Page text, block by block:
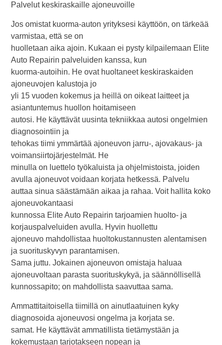
Palvelut keskiraskaille ajoneuvoille
Jos omistat kuorma-auton yrityksesi käyttöön, on tärkeää
varmistaa, että se on
huolletaan aika ajoin. Kukaan ei pysty kilpailemaan Elite
Auto Repairin palveluiden kanssa, kun
kuorma-autoihin. He ovat huoltaneet keskiraskaiden
ajoneuvojen kalustoja jo
yli 15 vuoden kokemus ja heillä on oikeat laitteet ja
asiantuntemus huollon hoitamiseen
autosi. He käyttävät uusinta tekniikkaa autosi ongelmien
diagnosointiin ja
tehokas tiimi ymmärtää ajoneuvon jarru-, ajovakaus- ja
voimansiirtojärjestelmät. He
minulla on luettelo työkaluista ja ohjelmistoista, joiden
avulla ajoneuvot voidaan korjata hetkessä. Palvelu
auttaa sinua säästämään aikaa ja rahaa. Voit hallita koko
ajoneuvokantaasi
kunnossa Elite Auto Repairin tarjoamien huolto- ja
korjauspalveluiden avulla. Hyvin huollettu
ajoneuvo mahdollistaa huoltokustannusten alentamisen
ja suorituskyvyn parantamisen.
Sama juttu. Jokainen ajoneuvon omistaja haluaa
ajoneuvoltaan parasta suorituskykyä, ja säännöllisellä
kunnossapito; on mahdollista saavuttaa sama.
Ammattitaitoisella tiimillä on ainutlaatuinen kyky
diagnosoida ajoneuvosi ongelma ja korjata se.
samat. He käyttävät ammatillista tietämystään ja
kokemustaan tarjotakseen nopean ja